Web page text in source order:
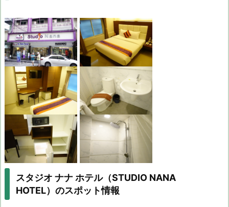
スタジオ ナナ ホテル（STUDIO NANA
HOTEL）のスポット情報